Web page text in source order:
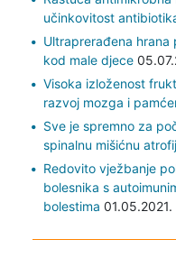
učinkovitost
Ultraprerađena hrana
kod male djece
Visoka izloženost
razvoj mozga i
Sve je spremno za
spinalnu mišićnu
Redovito vježbanje
bolesnika s
bolestima 01.05.2021.